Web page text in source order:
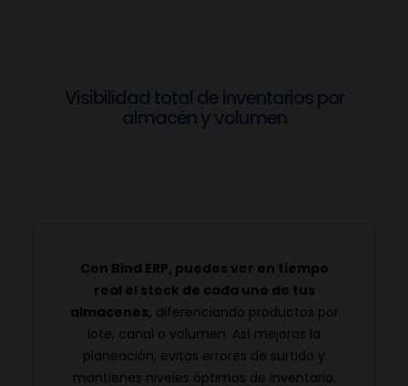
Visibilidad total de inventarios por
almacén y volumen
Con Bind ERP, puedes ver en tiempo
real el stock de cada uno de tus
almacenes, diferenciando productos por
lote, canal o volumen. Así mejoras la
planeación, evitas errores de surtido y
mantienes niveles óptimos de inventario.